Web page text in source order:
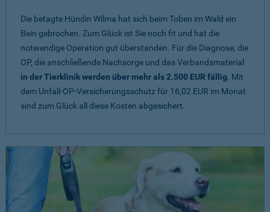
Die betagte Hündin Wilma hat sich beim Toben im Wald ein
Bein gebrochen. Zum Glück ist Sie noch fit und hat die
notwendige Operation gut überstanden. Für die Diagnose, die
OP, die anschließende Nachsorge und das Verbandsmaterial
in der Tierklinik werden über mehr als 2.500 EUR fällig. Mit
dem Unfall-OP-Versicherungsschutz für 16,02 EUR im Monat
sind zum Glück all diese Kosten abgesichert.